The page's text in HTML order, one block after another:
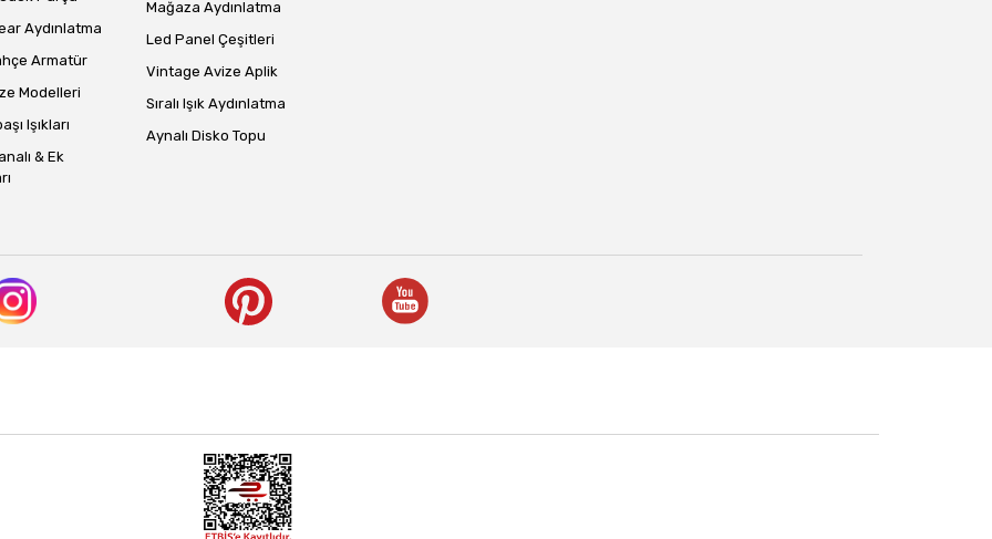
Aydınlatma
Armatür
Modelleri
Işıkları
& Ek
Mağaza Aydınlatma
Led Panel Çeşitleri
Vintage Avize Aplik
Sıralı Işık Aydınlatma
Aynalı Disko Topu